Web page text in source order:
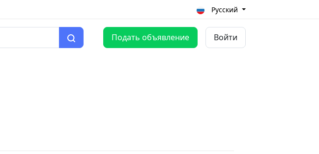
Русский
Подать объявление Войти